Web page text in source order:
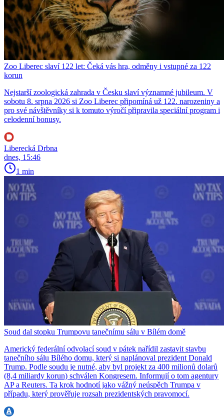
Zoo Liberec slaví 122 let: Čeká vás hra, odměny i vstupné za 122
korun
Nejstarší zoologická zahrada v Česku slaví významné jubileum. V
sobotu 8. srpna 2026 si Zoo Liberec připomíná už 122. narozeniny a
pro své návštěvníky si k tomuto výročí připravila speciální program i
celodenní bonusy.
Liberecká Drbna
dnes, 15:46
1 min
Soud dal stopku Trumpovu tanečnímu sálu v Bílém domě
Americký federální odvolací soud v pátek nařídil zastavit stavbu
tanečního sálu Bílého domu, který si naplánoval prezident Donald
Trump. Podle soudu je nutné, aby byl projekt za 400 milionů dolarů
(8,4 miliardy korun) schválen Kongresem. Informují o tom agentury
AP a Reuters. Ta krok hodnotí jako vážný neúspěch Trumpa v
případu, který prověřuje rozsah prezidentských pravomocí.